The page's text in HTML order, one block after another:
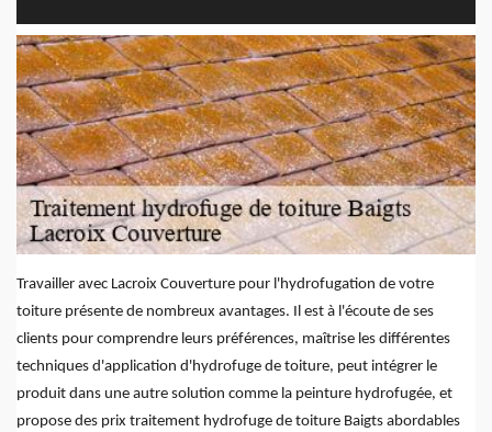
Travailler avec Lacroix Couverture pour l'hydrofugation de votre
toiture présente de nombreux avantages. Il est à l'écoute de ses
clients pour comprendre leurs préférences, maîtrise les différentes
techniques d'application d'hydrofuge de toiture, peut intégrer le
produit dans une autre solution comme la peinture hydrofugée, et
propose des prix traitement hydrofuge de toiture Baigts abordables